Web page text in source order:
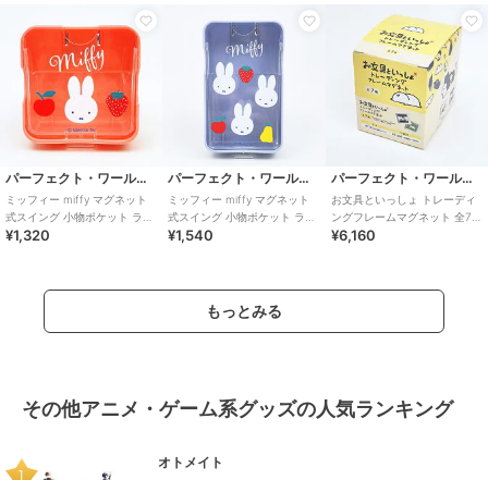
パーフェクト・ワールド・トーキョー
ミッフィー miffy マグネット
式スイング 小物ポケット ラン
チ ピンク
¥1,320
パーフェクト・ワールド・トーキョー
ミッフィー miffy マグネット
式スイング 小物ポケット ラン
チ ブルー
¥1,540
パーフェクト・ワールド・トーキョー
お文具といっしょ トレーディ
ングフレームマグネット 全7種
コンプリートBOX
¥6,160
もっとみる
その他アニメ・ゲーム系グッズの人気ランキング
オトメイト